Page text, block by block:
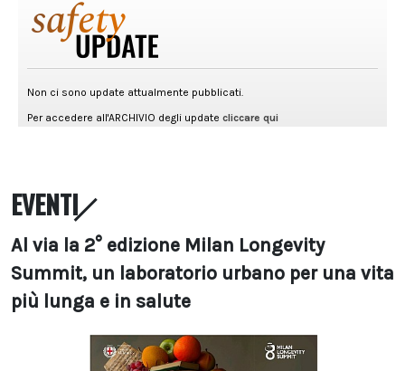
EVENTI
Al via la 2° edizione Milan Longevity
Summit, un laboratorio urbano per una vita
più lunga e in salute